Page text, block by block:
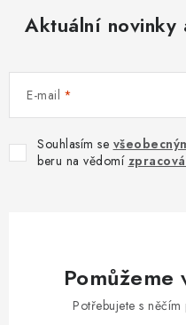
Aktuální novinky
E-mail
Souhlasím se
beru na vědomí
Pomůžeme
Potřebujete s